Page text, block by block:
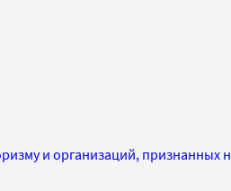
и организаций, признанных